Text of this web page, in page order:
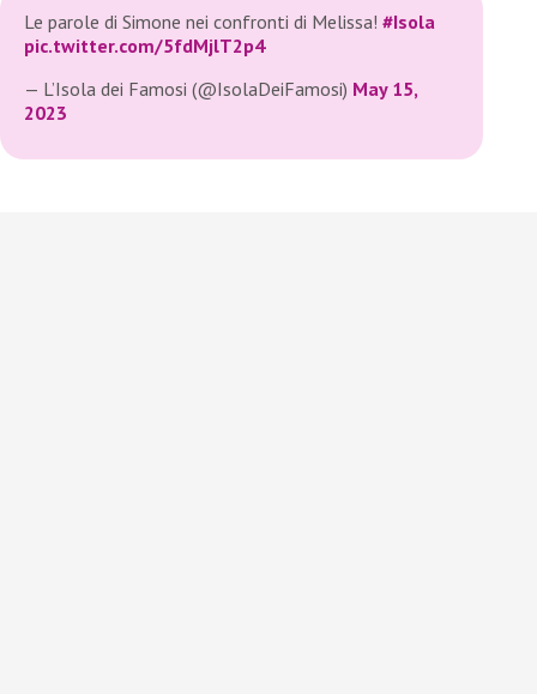
Le parole di Simone nei confronti di Melissa! #Isola
pic.twitter.com/5fdMjlT2p4
— L’Isola dei Famosi (@IsolaDeiFamosi) May 15,
2023